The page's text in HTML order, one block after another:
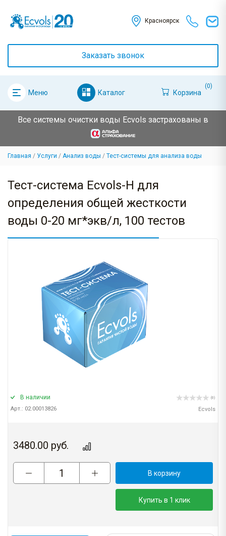
Красноярск
Заказать звонок
Меню Каталог Корзина
(0)
Все системы очистки воды Ecvols застрахованы в
Главная Услуги Анализ воды Тест-системы для анализа воды
Тест-система Ecvols-H для
определения общей жесткости
воды 0-20 мг*экв/л, 100 тестов
В наличии
Арт.: 02.00013826
(0)
Ecvols
3480.00 руб.
В корзину
Купить в 1 клик